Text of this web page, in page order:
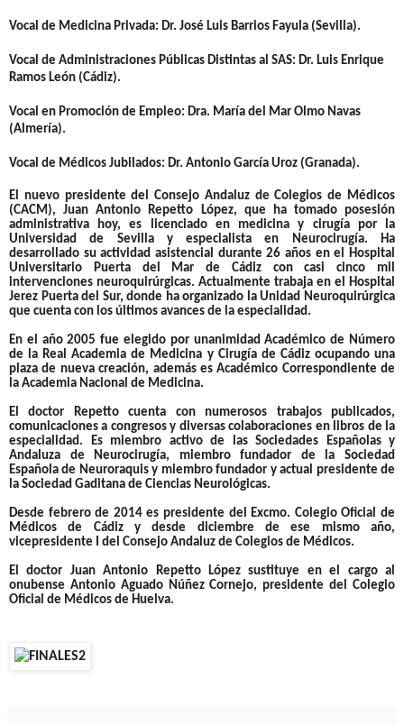
Vocal de Medicina Privada: Dr. José Luis Barrios Fayula (Sevilla).
Vocal de Administraciones Públicas Distintas al SAS: Dr. Luis Enrique
Ramos León (Cádiz).
Vocal en Promoción de Empleo: Dra. María del Mar Olmo Navas
(Almería).
Vocal de Médicos Jubilados: Dr. Antonio García Uroz (Granada).
El nuevo presidente del Consejo Andaluz de Colegios de Médicos
(CACM),Juan Antonio Repetto López, que ha tomado posesión
administrativa hoy, es licenciado en medicina y cirugía por la
Universidad de Sevilla y especialista en Neurocirugía. Ha
desarrollado su actividad asistencial durante 26 años en el Hospital
Universitario Puerta del Mar de Cádiz con casi cinco mil
intervenciones neuroquirúrgicas. Actualmente trabaja en el Hospital
Jerez Puerta del Sur, donde ha organizado la Unidad Neuroquirúrgica
que cuenta con los últimos avances de la especialidad.
En el año 2005 fue elegido por unanimidad Académico de Número
de la Real Academia de Medicina y Cirugía de Cádiz ocupando una
plaza de nueva creación, además es Académico Correspondiente de
la Academia Nacional de Medicina.
Eldoctor Repettocuenta con numerosos trabajos publicados,
comunicaciones a congresos y diversas colaboraciones en libros de la
especialidad. Es miembro activo de las Sociedades Españolas y
Andaluza de Neurocirugía, miembro fundador de la Sociedad
Española de Neuroraquis y miembro fundador y actual presidente de
la Sociedad Gaditana de Ciencias Neurológicas.
Desde febrero de 2014 es presidente del Excmo. Colegio Oficial de
Médicos de Cádiz y desde diciembre de ese mismo año,
vicepresidente I del Consejo Andaluz de Colegios de Médicos.
El doctor Juan Antonio Repetto López sustituye en el cargo al
onubense Antonio Aguado Núñez Cornejo, presidente del Colegio
Oficial de Médicos de Huelva.